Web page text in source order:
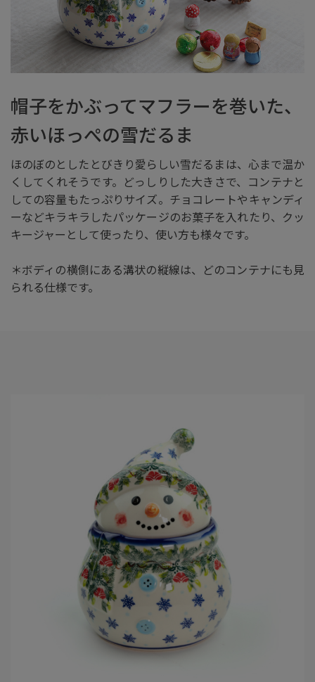
帽子をかぶってマフラーを巻いた、
赤いほっぺの雪だるま
ほのぼのとしたとびきり愛らしい雪だるまは、心まで温か
くしてくれそうです。どっしりした大きさで、コンテナと
しての容量もたっぷりサイズ。チョコレートやキャンディ
ーなどキラキラしたパッケージのお菓子を入れたり、クッ
キージャーとして使ったり、使い方も様々です。
＊ボディの横側にある溝状の縦線は、どのコンテナにも見
られる仕様です。